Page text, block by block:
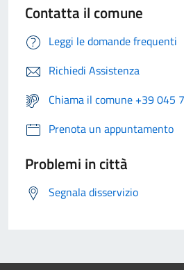
Contatta il comune
Leggi le domande frequenti
Richiedi Assistenza
Chiama il comune +39 045
Prenota un appuntamento
Problemi in città
Segnala disservizio